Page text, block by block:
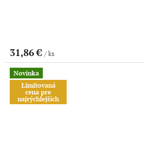
31,86 € / ks
Novinka
Limitovaná
cena pre
najrýchlejších